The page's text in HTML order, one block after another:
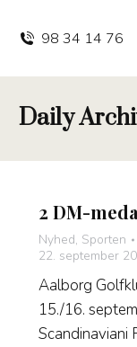
98 34 14 76
Daily
2 DM-
Nyhed, Sporten
22. september
Aalborg
15./16.
Scandinaviani